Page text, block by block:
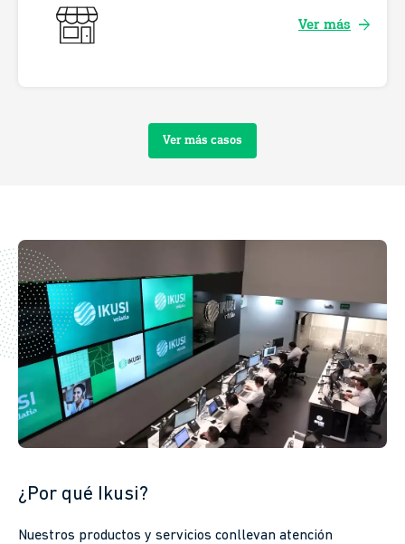
Ver más arrow_forward
Ver más casos
¿Por qué Ikusi?
Nuestros productos y servicios conllevan atención